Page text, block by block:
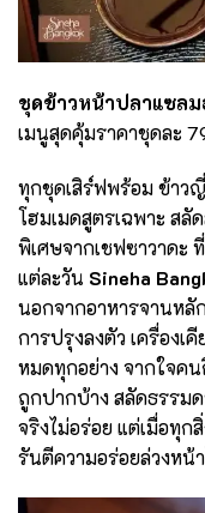
ชุดข้าวหน้าปลาแซลม
เมนูสุดคุ้มราคาชุดละ
ทุกชุดเสิร์ฟพร้อม ข้าว
โฮมเมดสูตรเฉพาะ สลั
พิเศษจากเชฟซาวาดะ
แต่ละวัน Sineha
นอกจากอาหารจานหลั
การปรุงลงตัว เครื่อง
หมดทุกอย่าง จากใจคน
ถูกปากบ้าง สลัดธรรม
จริงไม่อร่อย แต่เมื่อทุก
รันตีความอร่อยล่วงหน้า